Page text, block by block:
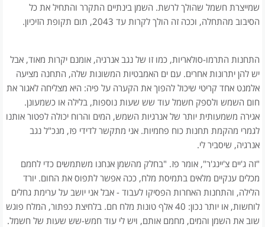
שמייצרת חשמל שהולך לרשת. השמן בינתיים התקרר והתחיל את כל
הסיבוב מהתחלה, וככה זה הולך לקרות עד 2043, תום תקופת הזיכיון.
התחנות התרמו-סולאריות, כמו זו של נגב אנרגיה, אומנם יקרות מאוד, אבל
יש להן יתרונות אחרים. עם ים האמבטיות המשונות שלה, התחנה מציעה
אלמנט אחד קריטי שיכול להפוך את הקערה על פיה: היא מצליחה לאגור את
חום השמש ולספק חשמל עוד שש שעות נוספות, בלילה או כשמעונן.
אגירה משמעותית יותר של אנרגיות השמש, המים והרוח יכולה לפטור אותנו
לגמרי מהקמת תחנות כוח פחמיות. אני מתקשר לדידי פז, מנכ"ל נגב
אנרגיה, שיסביר לי.
"זה ג'יים צ'יינג'ר", אומר פז. "בחלק מהשמן אנחנו משתמשים כדי לחמם
מכלים ענקיים מלאים בתמיסת מלח, ככה אפשר לתפוס את החום. יורד
הלילה, והתחנות האחרות הפסיקו לעבוד - אבל אני יושב על ערימת גחלים
לוחשות, או יותר נכון: 40 אלף טונות מלח חם. בלחיצת כפתור, המלח פוגש
שוב את השמן והמים, מחמם אותם, ויש לי עוד חמש-שש שעות של חשמל.